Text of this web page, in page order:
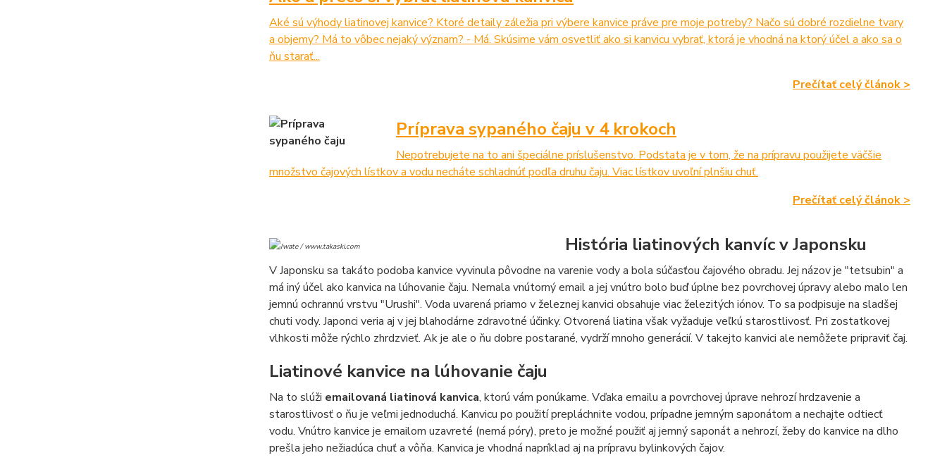
Aké sú výhody liatinovej kanvice? Ktoré detaily záležia pri výbere kanvice práve pre moje potreby? Načo sú dobré rozdielne tvary
a objemy? Má to vôbec nejaký význam? - Má. Skúsime vám osvetliť ako si kanvicu vybrať, ktorá je vhodná na ktorý účel a ako sa o
ňu starať...
Prečítať celý článok >
Príprava sypaného čaju v 4 krokoch
Nepotrebujete na to ani špeciálne príslušenstvo. Podstata je v tom, že na prípravu použijete väčšie
množstvo čajových lístkov a vodu necháte schladnúť podľa druhu čaju. Viac lístkov uvoľní plnšiu chuť.
Prečítať celý článok >
História liatinových kanvíc v Japonsku
V Japonsku sa takáto podoba kanvice vyvinula pôvodne na varenie vody a bola súčasťou čajového obradu. Jej názov je "tetsubin" a
má iný účel ako kanvica na lúhovanie čaju. Nemala vnútorný email a jej vnútro bolo buď úplne bez povrchovej úpravy alebo malo len
jemnú ochrannú vrstvu "Urushi". Voda uvarená priamo v železnej kanvici obsahuje viac železitých iónov. To sa podpisuje na sladšej
chuti vody. Japonci veria aj v jej blahodárne zdravotné účinky. Otvorená liatina však vyžaduje veľkú starostlivosť. Pri zostatkovej
vlhkosti môže rýchlo zhrdzvieť. Ak je ale o ňu dobre postarané, vydrží mnoho generácií. V takejto kanvici ale nemôžete pripraviť čaj.
Liatinové kanvice na lúhovanie čaju
Na to slúži emailovaná liatinová kanvica, ktorú vám ponúkame. Vďaka emailu a povrchovej úprave nehrozí hrdzavenie a
starostlivosť o ňu je veľmi jednoduchá. Kanvicu po použití prepláchnite vodou, prípadne jemným saponátom a nechajte odtiecť
vodu. Vnútro kanvice je emailom uzavreté (nemá póry), preto je možné použiť aj jemný saponát a nehrozí, žeby do kanvice na dlho
prešla jeho nežiadúca chuť a vôňa. Kanvica je vhodná napríklad aj na prípravu bylinkových čajov.